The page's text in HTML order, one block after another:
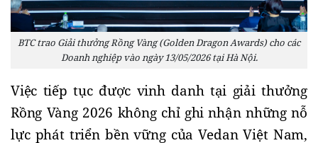
BTC trao Giải thưởng Rồng Vàng (Golden Dragon Awards) cho các
Doanh nghiệp vào ngày 13/05/2026 tại Hà Nội.
Việc tiếp tục được vinh danh tại giải thưởng
Rồng Vàng 2026 không chỉ ghi nhận những nỗ
lực phát triển bền vững của Vedan Việt Nam,